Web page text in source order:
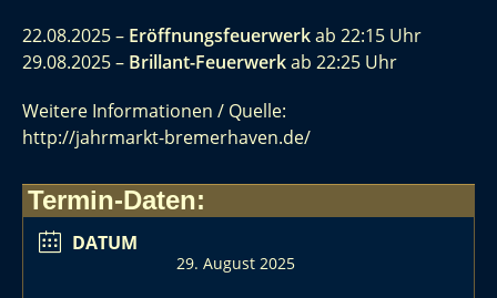
22.08.2025 – Eröffnungsfeuerwerkab 22:15 Uhr
29.08.2025 – Brillant-Feuerwerkab 22:25 Uhr
Weitere Informationen / Quelle:
http://jahrmarkt-bremerhaven.de/
Termin-Daten:
DATUM
29. August 2025